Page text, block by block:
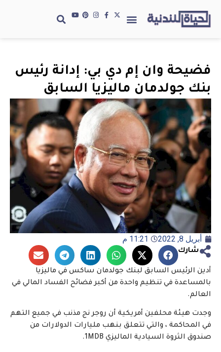
فضيحة وان إم دي بي: إدانة رئيس
بنك جولدمان ماليزيا السابق
أبريل 8, 2022 11:21 م
شارك
أدين الرئيس السابق لبنك جولدمان ساكس في ماليزيا
بالمساعدة في تنظيم واحدة من أكبر فضائح الفساد المالي في
العالم.
وجدت هيئة محلفين أمريكية أن روجر نج مذنب في جميع التهم
في المحاكمة ، والتي تتعلق بنهب مليارات الدولارات من
صندوق الثروة السيادية الماليزي 1MDB.